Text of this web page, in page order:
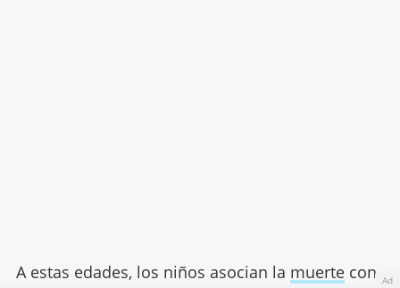
A estas edades, los niños asocian la muertecon Ad